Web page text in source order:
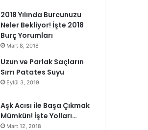
2018 Yılında Burcunuzu
Neler Bekliyor! İşte 2018
Burç Yorumları
Mart 8, 2018
Uzun ve Parlak Saçların
Sırrı Patates Suyu
Eylül 3, 2019
Aşk Acısı ile Başa Çıkmak
Mümkün! İşte Yolları…
Mart 12, 2018